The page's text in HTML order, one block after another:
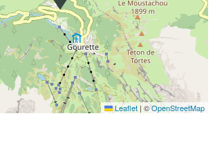
Leaflet | ©OpenStreetMap